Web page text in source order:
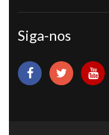
Siga-nos